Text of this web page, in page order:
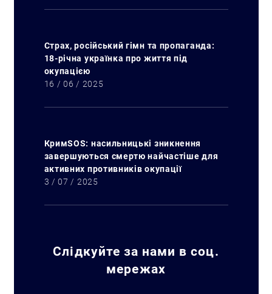
Страх, російський гімн та пропаганда:
18-річна українка про життя під
окупацією
16 / 06 / 2025
КримSOS: насильницькі зникнення
завершуються смертю найчастіше для
активних противників окупації
3 / 07 / 2025
Слідкуйте за нами в соц.
мережах